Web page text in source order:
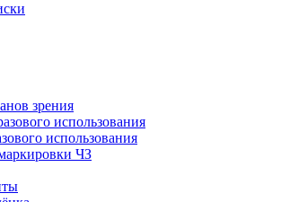
зрения
использования
использования
ЧЗ